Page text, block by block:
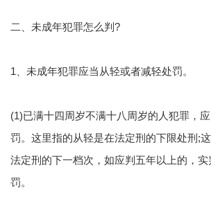
二、未成年犯罪怎么判?
1、未成年犯罪应当从轻或者减轻处罚。
(1)已满十四周岁不满十八周岁的人犯罪，
罚。这里指的从轻是在法定刑的下限处刑;
法定刑的下一档次，如应判五年以上的，
罚。